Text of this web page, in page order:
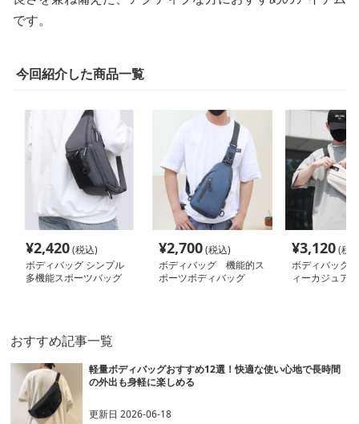
です。
今回紹介した商品一覧
¥2,420(税込)
ボディバッグ シンプル
多機能スポーツバッグ
¥2,700(税込)
ボディバッグ 機能的ス
ポーツボディバッグ
¥3,120(税
ボディバッグ
ィーカジュア
おすすめ記事一覧
軽量ボディバッグおすすめ12選！快適な使い心地で長時間
の外出も身軽に楽しめる
更新日2026-06-18